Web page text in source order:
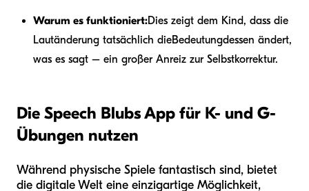
Warum es funktioniert:Dies zeigt dem Kind, dass die
Lautänderung tatsächlich dieBedeutungdessen ändert,
was es sagt – ein großer Anreiz zur Selbstkorrektur.
Die Speech Blubs App für K- und G-
Übungen nutzen
Während physische Spiele fantastisch sind, bietet
die digitale Welt eine einzigartige Möglichkeit,